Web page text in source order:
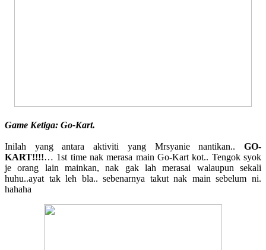
Game Ketiga: Go-Kart.
Inilah yang antara aktiviti yang Mrsyanie nantikan.. GO-
KART!!!!… 1st time nak merasa main Go-Kart kot.. Tengok syok
je orang lain mainkan, nak gak lah merasai walaupun sekali
huhu..ayat tak leh bla.. sebenarnya takut nak main sebelum ni.
hahaha